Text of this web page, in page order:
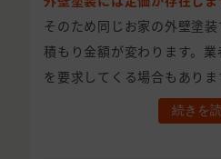
そのため同じお家の外壁塗
積もり金額が変わります。
を要求してくる場合もありま
続きを